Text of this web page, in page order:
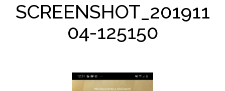
SCREENSHOT_201911
04-125150